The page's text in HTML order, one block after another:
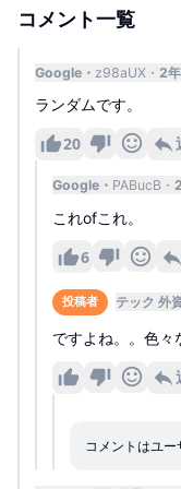
コメント一覧
Google z98aUX 2
ランダムです。
20
Google PABucB
これofこれ。
6
投稿者 テック 外
ですよね。。色々
コメントはユ